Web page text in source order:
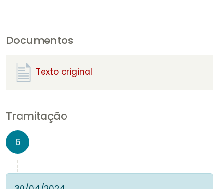
Documentos
Texto original
Tramitação
6